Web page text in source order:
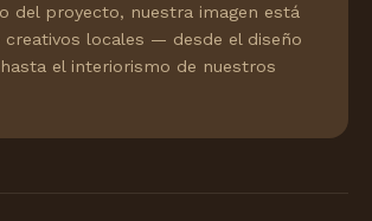
del proyecto, nuestra imagen está
creativos locales — desde el diseño
el interiorismo de nuestros